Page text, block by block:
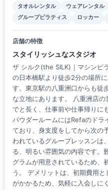
タオルレンタル ウェアレンタル
グループピラティス
ロッカー
店舗の特徴
スタイリッシュなスタジオ
ザ シルク(the SILK)｜マシンピ
の日本橋駅より徒歩2分の場所
す。東京駅の八重洲口からも徒
な立地にあります。 八重洲店
でと長く、仕事前や仕事帰りに
パウダールームにはRefaのドラ
ており、身支度をしてから次の
われているグループレッスンは
る、明るい雰囲気の内容です。
グラムが用意されているため、
う。 デメリットは、初期費用
がかかるため、気軽に入会しに